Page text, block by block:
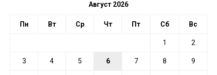
Август 2026
Пн Вт Ср Чт Пт Сб Вс
1 2
3 4 5 6 7 8 9